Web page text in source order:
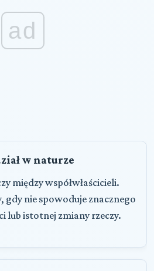
ad
w naturze
między współwłaścicieli.
nie spowoduje znacznego
lub istotnej zmiany rzeczy.